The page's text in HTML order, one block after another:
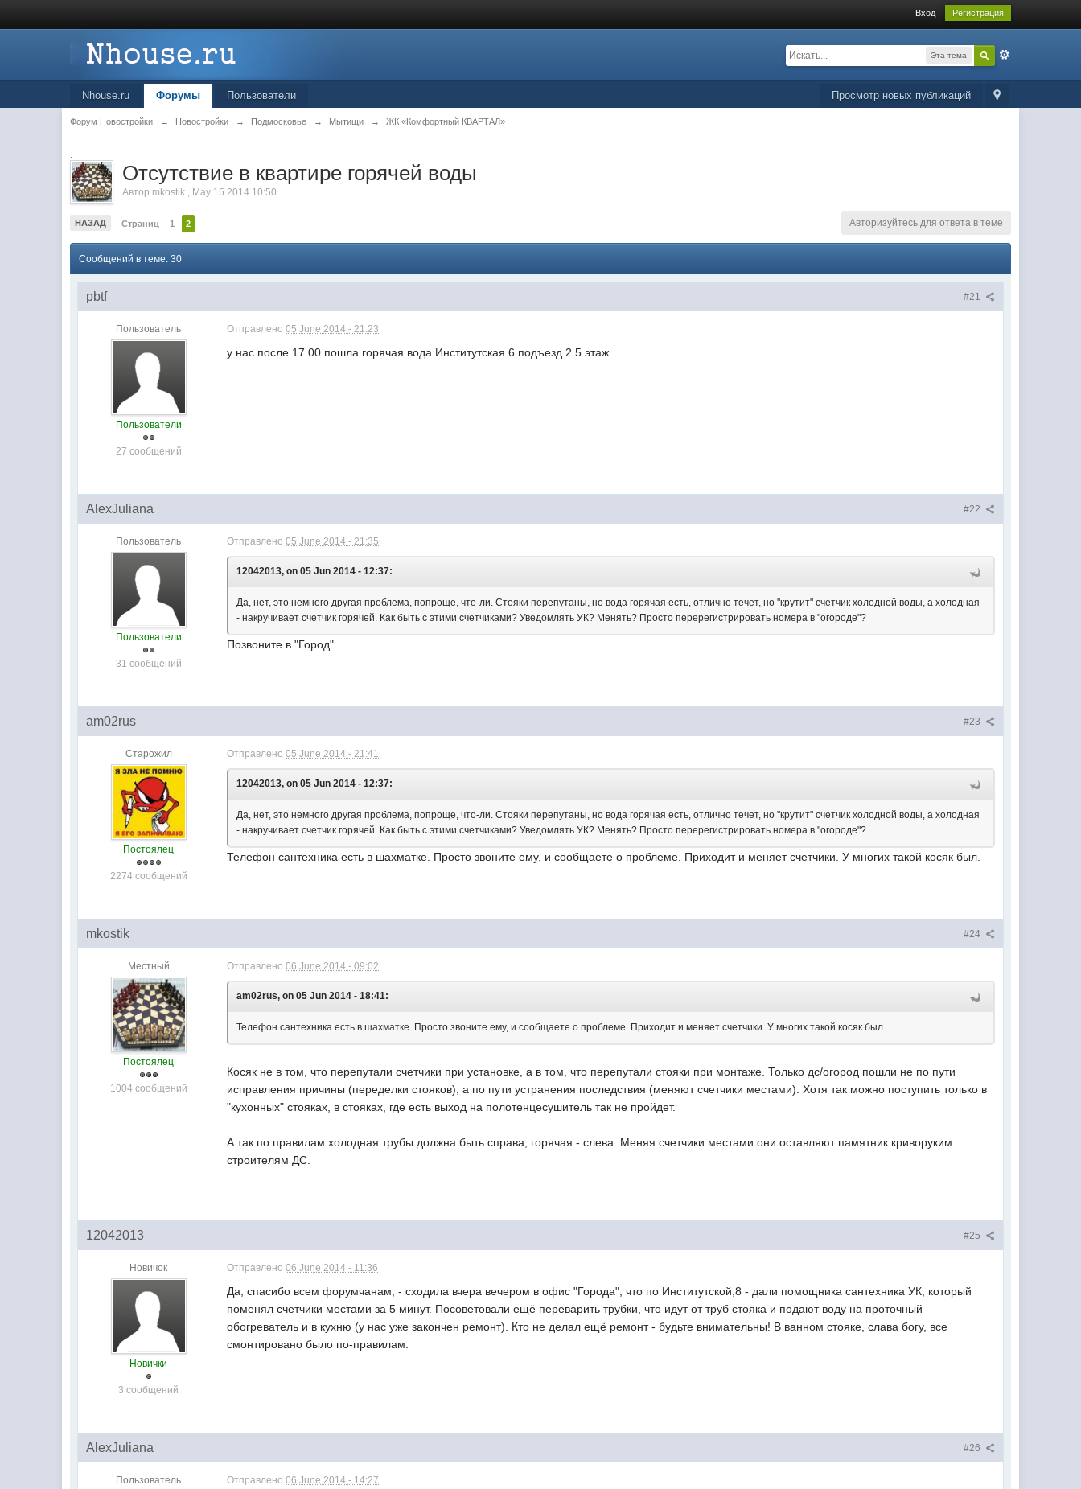
Вход Регистрация
Эта тема
Просмотр новых публикаций
Nhouse.ru Форумы Пользователи
Форум Новостройки → Новостройки → Подмосковье → Мытищи → ЖК «Комфортный КВАРТАЛ»
.
Отсутствие в квартире горячей воды
Автор mkostik , May 15 2014 10:50
НАЗАД Страниц 1 2 Авторизуйтесь для ответа в теме
Сообщений в теме: 30
#21
pbtf
Пользователь
Пользователи
27 сообщений
Отправлено05 June 2014 - 21:23
у нас после 17.00 пошла горячая вода Институтская 6 подъезд 2 5 этаж
#22
AlexJuliana
Пользователь
Пользователи
31 сообщений
Отправлено05 June 2014 - 21:35
12042013, on 05 Jun 2014 - 12:37:
Да, нет, это немного другая проблема, попроще, что-ли. Стояки перепутаны, но вода горячая есть, отлично течет, но "крутит" счетчик холодной воды, а холодная
- накручивает счетчик горячей. Как быть с этими счетчиками? Уведомлять УК? Менять? Просто перерегистрировать номера в "огороде"?
Позвоните в "Город"
#23
am02rus
Старожил
Постоялец
2274 сообщений
Отправлено05 June 2014 - 21:41
12042013, on 05 Jun 2014 - 12:37:
Да, нет, это немного другая проблема, попроще, что-ли. Стояки перепутаны, но вода горячая есть, отлично течет, но "крутит" счетчик холодной воды, а холодная
- накручивает счетчик горячей. Как быть с этими счетчиками? Уведомлять УК? Менять? Просто перерегистрировать номера в "огороде"?
Телефон сантехника есть в шахматке. Просто звоните ему, и сообщаете о проблеме. Приходит и меняет счетчики. У многих такой косяк был.
#24
mkostik
Местный
Постоялец
1004 сообщений
Отправлено06 June 2014 - 09:02
am02rus, on 05 Jun 2014 - 18:41:
Телефон сантехника есть в шахматке. Просто звоните ему, и сообщаете о проблеме. Приходит и меняет счетчики. У многих такой косяк был.
Косяк не в том, что перепутали счетчики при установке, а в том, что перепутали стояки при монтаже. Только дс/огород пошли не по пути
исправления причины (переделки стояков), а по пути устранения последствия (меняют счетчики местами). Хотя так можно поступить только в
"кухонных" стояках, в стояках, где есть выход на полотенцесушитель так не пройдет.
А так по правилам холодная трубы должна быть справа, горячая - слева. Меняя счетчики местами они оставляют памятник криворуким
строителям ДС.
#25
12042013
Новичок
Новички
3 сообщений
Отправлено06 June 2014 - 11:36
Да, спасибо всем форумчанам, - сходила вчера вечером в офис "Города", что по Институтской,8 - дали помощника сантехника УК, который
поменял счетчики местами за 5 минут. Посоветовали ещё переварить трубки, что идут от труб стояка и подают воду на проточный
обогреватель и в кухню (у нас уже закончен ремонт). Кто не делал ещё ремонт - будьте внимательны! В ванном стояке, слава богу, все
смонтировано было по-правилам.
#26
AlexJuliana
Пользователь Отправлено06 June 2014 - 14:27